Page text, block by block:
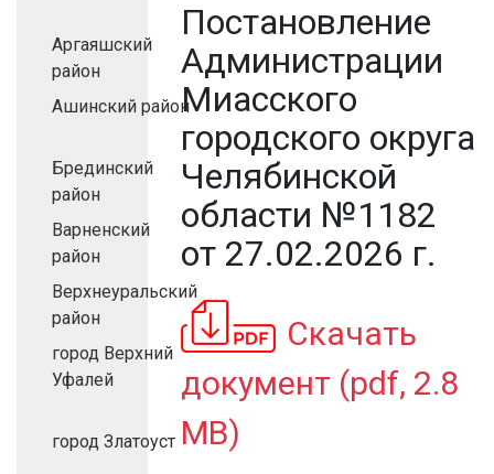
Аргаяшский
район
Ашинский район
Брединский
район
Варненский
район
Верхнеуральский
район
город Верхний
Уфалей
город Златоуст
Постановление
Администрации
Миасского
городского округа
Челябинской
области №1182
от 27.02.2026 г.
Скачать
документ (pdf, 2.8
MB)